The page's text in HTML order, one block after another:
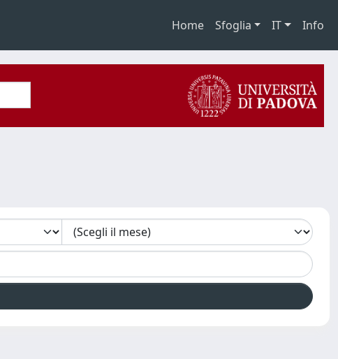
Home Sfoglia IT Info